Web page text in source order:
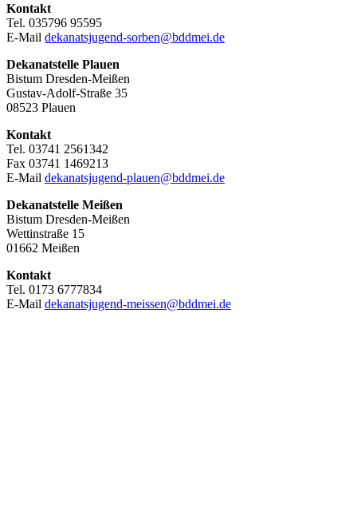
Kontakt
Tel. 035796 95595
E-Mail dekanatsjugend-sorben@bddmei.de
Dekanatstelle Plauen
Bistum Dresden-Meißen
Gustav-Adolf-Straße 35
08523 Plauen
Kontakt
Tel. 03741 2561342
Fax 03741 1469213
E-Mail dekanatsjugend-plauen@bddmei.de
Dekanatstelle Meißen
Bistum Dresden-Meißen
Wettinstraße 15
01662 Meißen
Kontakt
Tel. 0173 6777834
E-Mail dekanatsjugend-meissen@bddmei.de